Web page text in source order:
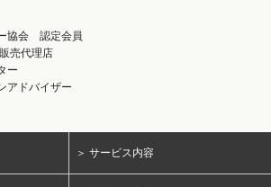
協会 認定会員
売代理店
ー
アドバイザー
＞ サービス内容